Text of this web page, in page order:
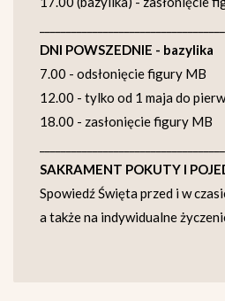
DNI POWSZEDNIE - bazylika
7.00 - odsłonięcie figury MB
12.00 - tylko od 1 maja do
18.00 - zasłonięcie figury MB
SAKRAMENT POKUTY I
Spowiedź Święta przed i w
a także na indywidualne